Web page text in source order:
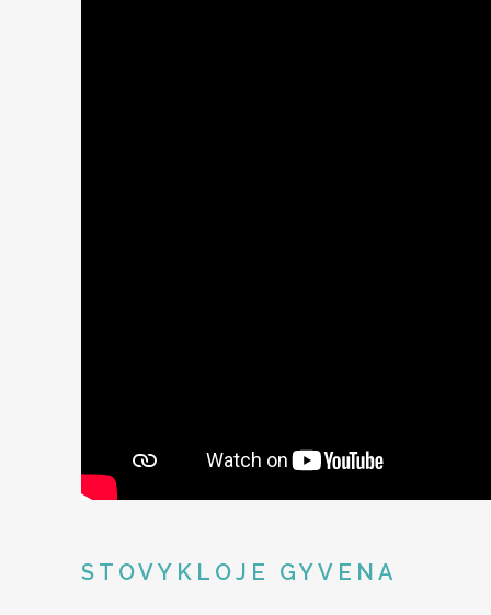
STOVYKLOJE GYVENA